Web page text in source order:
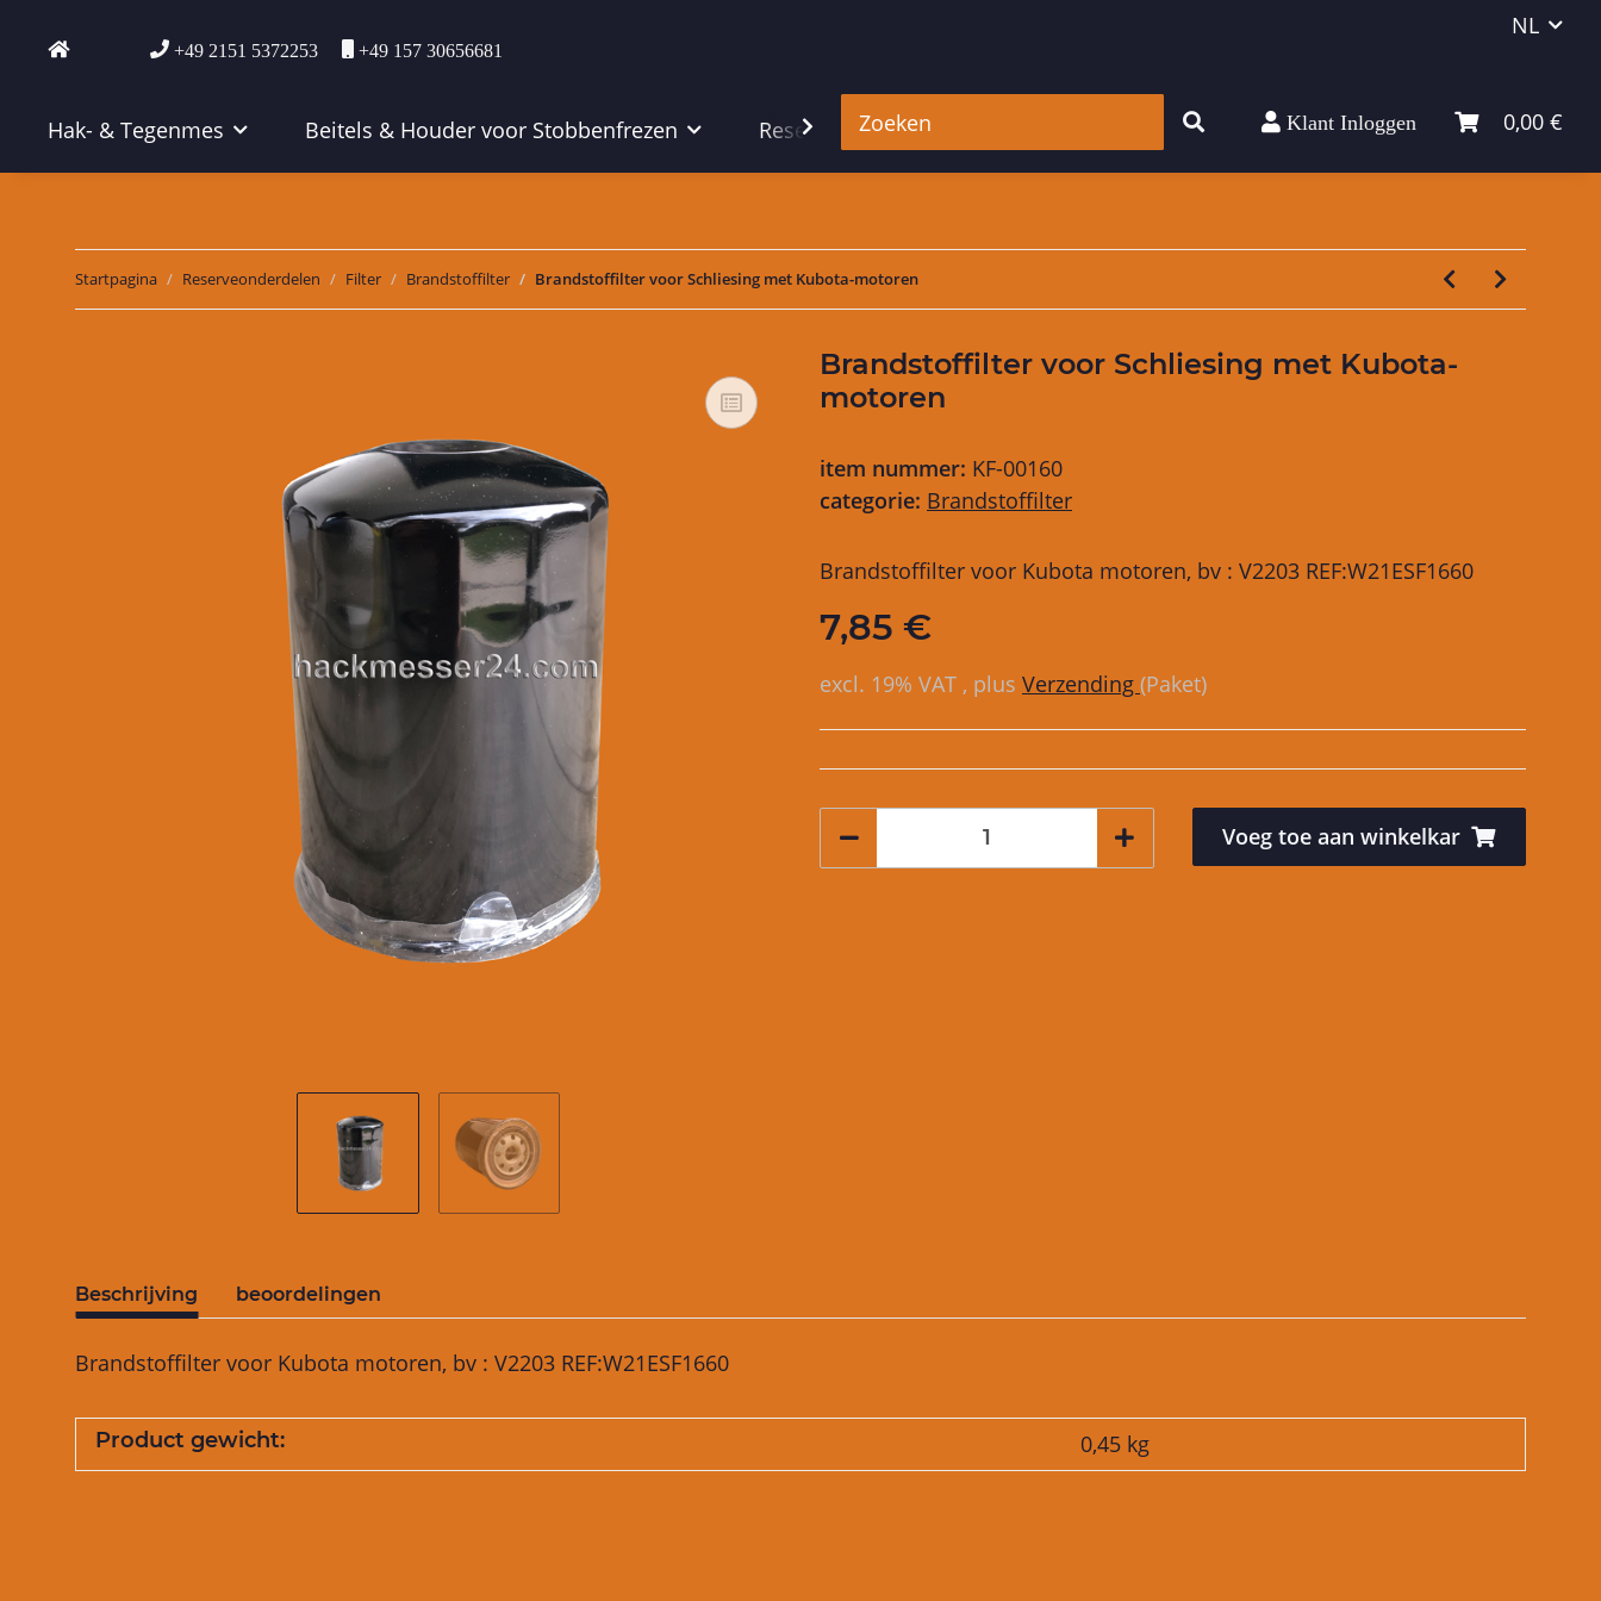
NL
+49 2151 5372253 +49 157 30656681
Klant Inloggen 0,00 €
Hak- & Tegenmes Beitels & Houder voor Stobbenfrezen Reserveonderdelen
Startpagina Reserveonderdelen Filter Brandstoffilter Brandstoffilter voor Schliesing met Kubota-motoren
Brandstoffilter voor Schliesing met Kubota-
motoren
item nummer: KF-00160
categorie: Brandstoffilter
Brandstoffilter voor Kubota motoren, bv : V2203 REF:W21ESF1660
7,85 €
excl. 19% VAT , plus Verzending (Paket)
Voeg toe aan winkelkar
Beschrijving beoordelingen
Brandstoffilter voor Kubota motoren, bv : V2203 REF:W21ESF1660
Product gewicht: 0,45 kg